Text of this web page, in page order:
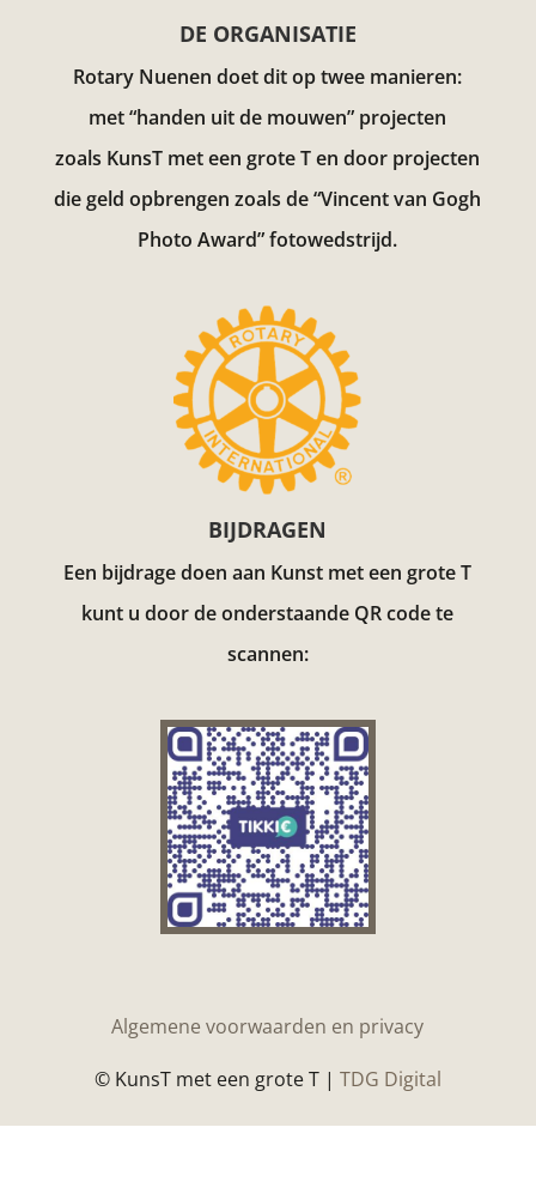
DE ORGANISATIE
Rotary Nuenen doet dit op twee manieren:
met “handen uit de mouwen” projecten
zoals KunsT met een grote T en door projecten
die geld opbrengen zoals de “Vincent van Gogh
Photo Award” fotowedstrijd.
BIJDRAGEN
Een bijdrage doen aan Kunst met een grote T
kunt u door de onderstaande QR code te
scannen:
Algemene voorwaarden en privacy
© KunsT met een grote T | TDG Digital